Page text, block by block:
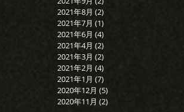
2021年8月 (2)
2021年7月 (1)
2021年6月 (4)
2021年4月 (2)
2021年3月 (2)
2021年2月 (4)
2021年1月 (7)
2020年12月 (5)
2020年11月 (2)